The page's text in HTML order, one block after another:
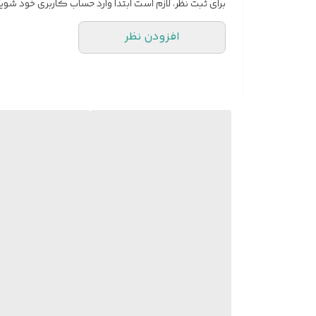
برای ثبت نظر، لازم است ابتدا وارد حساب کاربری خود
افزودن نظر